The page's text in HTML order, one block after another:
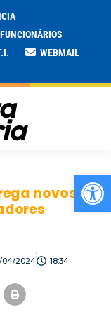
FUNCIONÁRIOS
WEBMAIL
novos
04/2024 18:34